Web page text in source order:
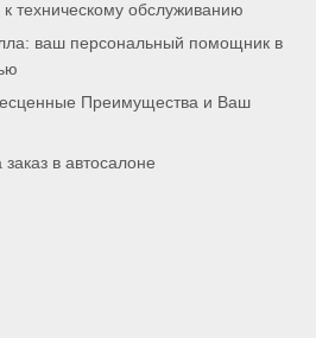
техническому обслуживанию
ваш персональный помощник в
Преимущества и Ваш
в автосалоне